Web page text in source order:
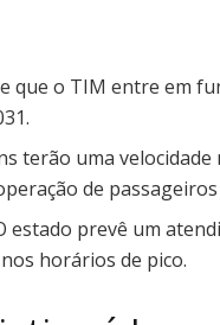
que o TIM entre em
terão uma velocidade
de
estado prevê um
horários de pico.